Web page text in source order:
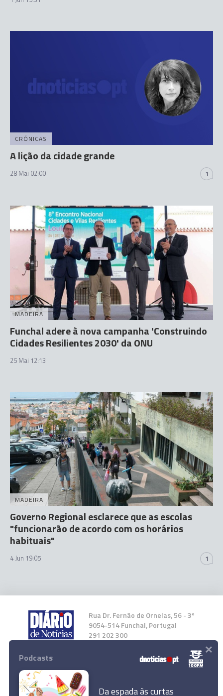
CRÓNICAS
A lição da cidade grande
28 Mai 02:00 1
MADEIRA
Funchal adere à nova campanha 'Construindo
Cidades Resilientes 2030' da ONU
25 Mai 12:13
MADEIRA
Governo Regional esclarece que as escolas
"funcionarão de acordo com os horários
habituais"
4 Jun 19:05 1
Rua Dr. Fernão de Ornelas, 56 - 3º
9054-514 Funchal, Portugal
291 202 300
Instale a nossa App
Podcasts
Da espada às curtas
×